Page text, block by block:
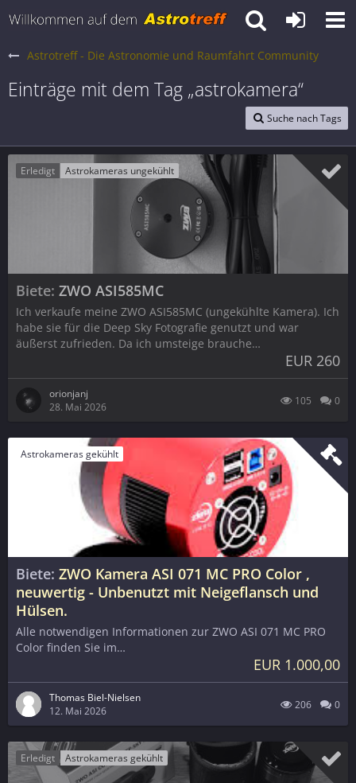
Astrotreff - Die Astronomie und Raumfahrt Community
Einträge mit dem Tag „astrokamera“
Suche nach Tags
Erledigt Astrokameras ungekühlt
Biete ZWO ASI585MC
Ich verkaufe meine ZWO ASI585MC (ungekühlte Kamera). Ich
habe sie für die Deep Sky Fotografie genutzt und war
äußerst zufrieden. Da ich umsteige brauche…
EUR 260
orionjanj
28. Mai 2026
105 0
Astrokameras gekühlt
Biete ZWO Kamera ASI 071 MC PRO Color ,
neuwertig - Unbenutzt mit Neigeflansch und
Hülsen.
Alle notwendigen Informationen zur ZWO ASI 071 MC PRO
Color finden Sie im…
EUR 1.000,00
Thomas Biel-Nielsen
12. Mai 2026
206 0
Erledigt Astrokameras gekühlt